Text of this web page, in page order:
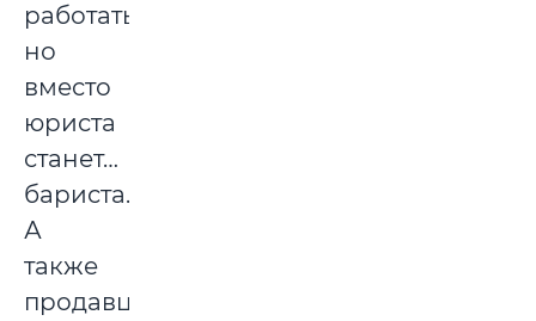
работать,
но
вместо
юриста
станет…
бариста.
А
также
продавцом